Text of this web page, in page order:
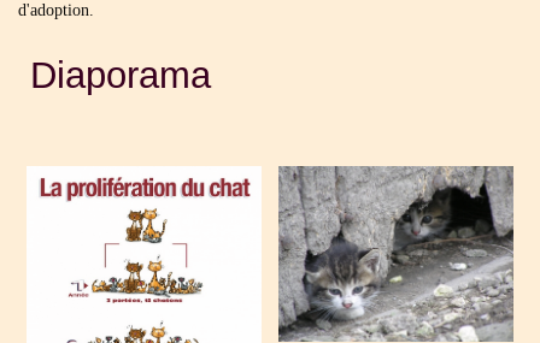
d'adoption.
Diaporama